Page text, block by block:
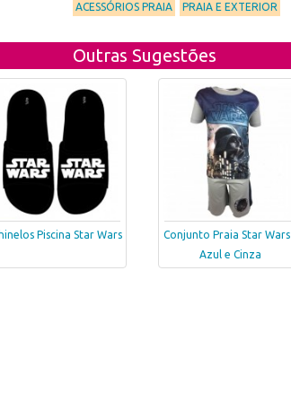
ACESSÓRIOS PRAIA PRAIA E EXTERIOR
Outras Sugestões
Piscina Star Wars
Conjunto Praia Star
Azul e Cinza